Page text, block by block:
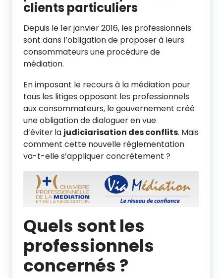
clients particuliers
Depuis le 1er janvier 2016, les professionnels
sont dans l’obligation de proposer à leurs
consommateurs une procédure de
médiation.
En imposant le recours à la médiation pour
tous les litiges opposant les professionnels
aux consommateurs, le gouvernement créé
une obligation de dialoguer en vue
d’éviterla judiciarisation des conflits. Mais
comment cette nouvelle réglementation
va-t-elle s’appliquer concrètement ?
Quels sont les
professionnels
concernés ?